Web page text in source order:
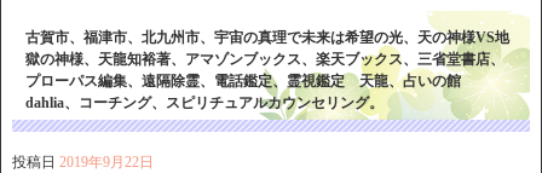
古賀市、福津市、北九州市、宇宙の真理で未来は希望の光、天の神様VS地
獄の神様、天龍知裕著、アマゾンブックス、楽天ブックス、三省堂書店、
プローパス編集、遠隔除霊、電話鑑定、霊視鑑定 天龍、占いの館
dahlia、コーチング、スピリチュアルカウンセリング。
投稿日 2019年9月22日